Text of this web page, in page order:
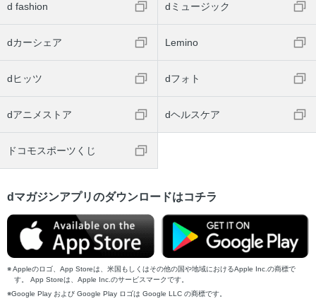
d fashion dミュージック
dカーシェア Lemino
dヒッツ dフォト
dアニメストア dヘルスケア
ドコモスポーツくじ
dマガジンアプリのダウンロードはコチラ
Appleのロゴ、App Storeは、米国もしくはその他の国や地域におけるApple Inc.の商標で
す。 App Storeは、Apple Inc.のサービスマークです。
Google Play および Google Play ロゴは Google LLC の商標です。